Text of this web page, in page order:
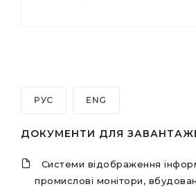
РУС ENG
ДОКУМЕНТИ ДЛЯ
Системи відображення
промислові монітори,